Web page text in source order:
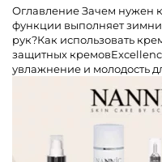
Оглавление Зачем нужен
функции выполняет
рук?Как использовать
защитных
увлажнение и молодость